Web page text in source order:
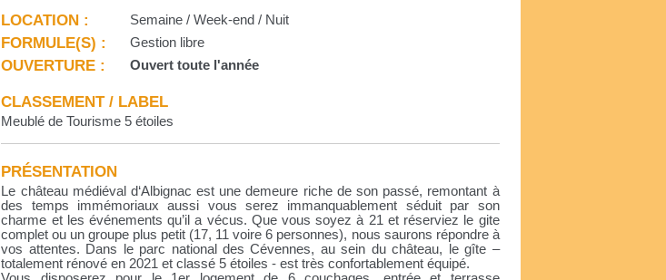
LOCATION : Semaine / Week-end / Nuit
FORMULE(S) : Gestion libre
OUVERTURE : Ouvert toute l'année
CLASSEMENT / LABEL
Meublé de Tourisme 5 étoiles
PRÉSENTATION
Le château médiéval d‘Albignac est une demeure riche de son passé, remontant à
des temps immémoriaux aussi vous serez immanquablement séduit par son
charme et les événements qu’il a vécus. Que vous soyez à 21 et réserviez le gite
complet ou un groupe plus petit (17, 11 voire 6 personnes), nous saurons répondre à
vos attentes. Dans le parc national des Cévennes, au sein du château, le gîte –
totalement rénové en 2021 et classé 5 étoiles - est très confortablement équipé.